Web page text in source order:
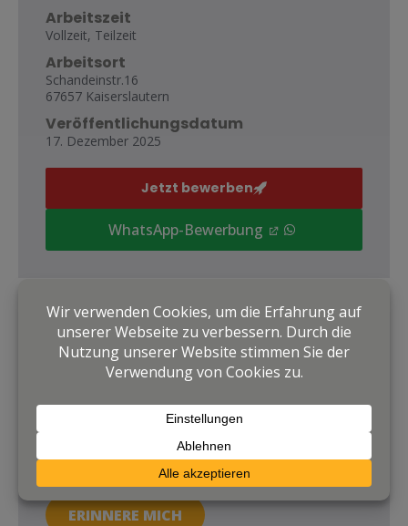
Arbeitszeit
Vollzeit, Teilzeit
Arbeitsort
Schandeinstr.16
67657 Kaiserslautern
Veröffentlichungsdatum
17. Dezember 2025
Jetzt bewerben
WhatsApp-Bewerbung
Gerade keine Zeit? Bewirb dich später!
Wir senden dir per E-Mail einen Link zu
diesem Job.
Mail
Datenschutz
Mit Absendes des Formulars stimmst du unseren
Datenschutzbestimmungenzu.
ERINNERE MICH